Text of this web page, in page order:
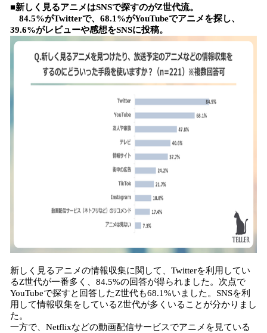
■新しく見るアニメはSNSで探すのがZ世代流。
84.5%がTwitterで、68.1%がYouTubeでアニメを探し、
39.6%がレビューや感想をSNSに投稿。
新しく見るアニメの情報収集に関して、Twitterを利用してい
るZ世代が一番多く、84.5%の回答が得られました。次点で
YouTubeで探すと回答したZ世代も68.1%いました。SNSを利
用して情報収集をしているZ世代が多くいることが分かりまし
た。
一方で、Netflixなどの動画配信サービスでアニメを見ている